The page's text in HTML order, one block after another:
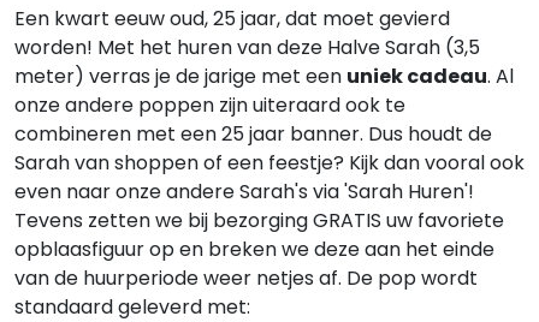
Een kwart eeuw oud, 25 jaar, dat moet gevierd
worden! Met het huren van deze Halve Sarah (3,5
meter) verras je de jarige met een uniek cadeau. Al
onze andere poppen zijn uiteraard ook te
combineren met een 25 jaar banner. Dus houdt de
Sarah van shoppen of een feestje? Kijk dan vooral ook
even naar onze andere Sarah's via 'Sarah Huren'!
Tevens zetten we bij bezorging GRATIS uw favoriete
opblaasfiguur op en breken we deze aan het einde
van de huurperiode weer netjes af. De pop wordt
standaard geleverd met: